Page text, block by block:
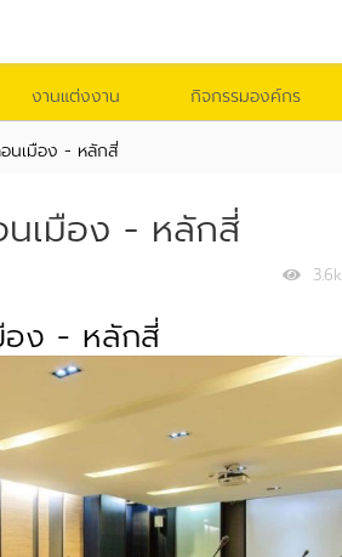
งานแต่งงาน กิจกรรมองค์กร
นเมือง - หลักสี่
เมือง - หลักสี่
3.6k
อง - หลักสี่